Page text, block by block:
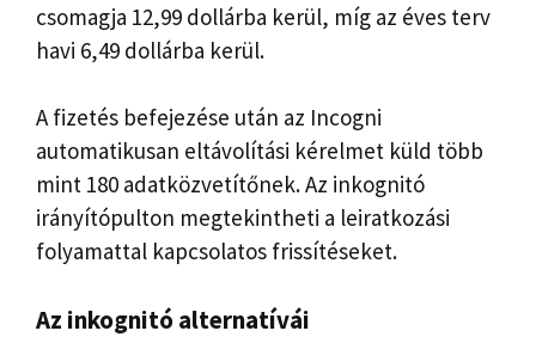
csomagja 12,99 dollárba kerül, míg az éves terv
havi 6,49 dollárba kerül.
A fizetés befejezése után az Incogni
automatikusan eltávolítási kérelmet küld több
mint 180 adatközvetítőnek. Az inkognitó
irányítópulton megtekintheti a leiratkozási
folyamattal kapcsolatos frissítéseket.
Az inkognitó alternatívái